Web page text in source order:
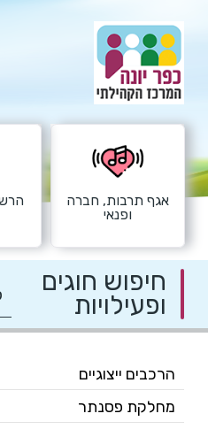
אגף תרבות, חברה
ופנאי
חיפוש חוגים
ופעילויות
הרכבים ייצוגיים
מחלקת פסנתר